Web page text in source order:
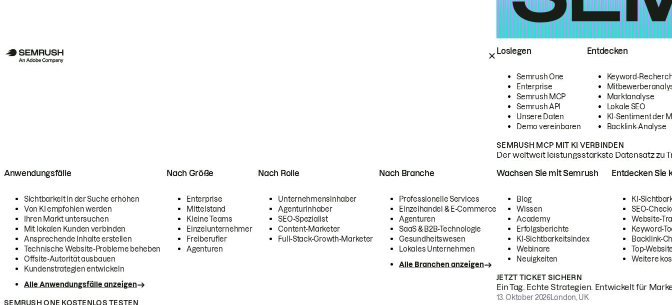
Loslegen
Semrush One
Enterprise
Semrush MCP
Semrush API
Unsere Daten
Demo vereinbaren
Entdecken
Keyword-
Marktanalyse
Lokale SEO
KI-Sentiment der
Backlink-Analyse
SEMRUSH MCP MIT KI VERBINDEN
Der weltweit leistungsstärkste Datensatz zu
Anwendungsfälle
Sichtbarkeit in der Suche erhöhen
Von KI empfohlen werden
Ihren Markt untersuchen
Mit lokalen Kunden verbinden
Ansprechende Inhalte erstellen
Technische Website-Probleme beheben
Offsite-Autorität ausbauen
Kundenstrategien entwickeln
Alle Anwendungsfälle anzeigen
Nach Größe
Enterprise
Mittelstand
Kleine Teams
Einzelunternehmer
Freiberufler
Agenturen
Nach Rolle
Unternehmensinhaber
Agenturinhaber
SEO-Spezialist
Content-Marketer
Full-Stack-Growth-Marketer
Nach Branche
Professionelle Services
Einzelhandel & E-Commerce
Agenturen
SaaS & B2B-Technologie
Gesundheitswesen
Lokales Unternehmen
Alle Branchen anzeigen
SEMRUSH ONE KOSTENLOS TESTEN
Wachsen Sie mit Semrush
Blog
Wissen
Academy
Erfolgsberichte
KI-Sichtbarkeitsindex
Webinare
Neuigkeiten
Entdecken Sie
KI-
SEO-
Website-
Keyword-
Backlink-
Top-
Weitere
JETZT TICKET SICHERN
Ein Tag. Echte Strategien. Entwickelt für
13. Oktober 2026London, UK